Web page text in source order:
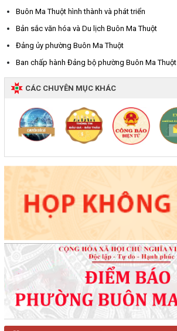
Buôn Ma Thuột hình thành và phát triển
Bản sắc văn hóa và Du lịch Buôn Ma Thuột
Đảng ủy phường Buôn Ma Thuột
Ban chấp hành Đảng bộ phường Buôn Ma Thuột
CÁC CHUYÊN MỤC KHÁC